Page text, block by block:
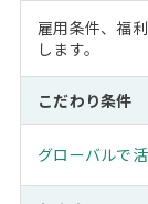
雇用条件、福
します。
こだわり条件
グローバルで